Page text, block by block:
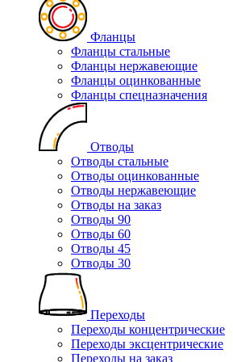
Фланцы
Фланцы стальные
Фланцы нержавеющие
Фланцы оцинкованные
Фланцы спецназначения
Отводы
Отводы стальные
Отводы оцинкованные
Отводы нержавеющие
Отводы на заказ
Отводы 90
Отводы 60
Отводы 45
Отводы 30
Переходы
Переходы концентрические
Переходы эксцентрические
Переходы на заказ